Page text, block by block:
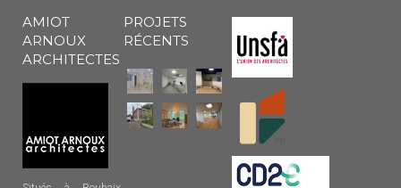
AMIOT
ARNOUX
ARCHITECTES
PROJETS
RÉCENTS